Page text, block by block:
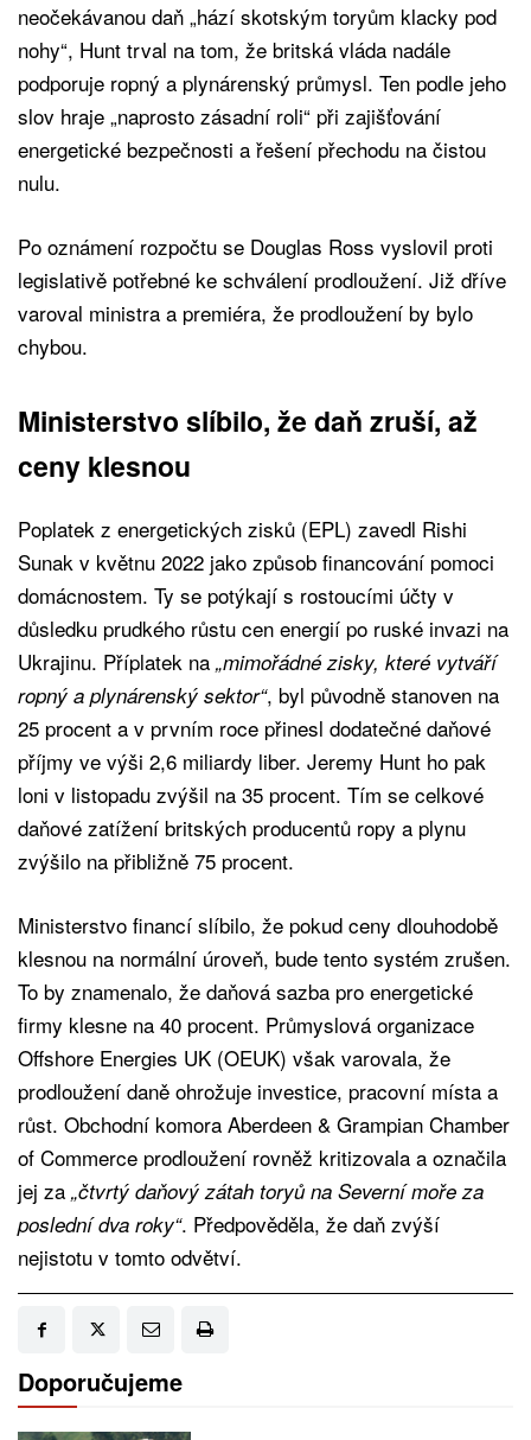
neočekávanou daň „hází skotským toryům klacky pod
nohy“, Hunt trval na tom, že britská vláda nadále
podporuje ropný a plynárenský průmysl. Ten podle jeho
slov hraje „naprosto zásadní roli“ při zajišťování
energetické bezpečnosti a řešení přechodu na čistou
nulu.
Po oznámení rozpočtu se Douglas Ross vyslovil proti
legislativě potřebné ke schválení prodloužení. Již dříve
varoval ministra a premiéra, že prodloužení by bylo
chybou.
Ministerstvo slíbilo, že daň zruší, až
ceny klesnou
Poplatek z energetických zisků (EPL) zavedl Rishi
Sunak v květnu 2022 jako způsob financování pomoci
domácnostem. Ty se potýkají s rostoucími účty v
důsledku prudkého růstu cen energií po ruské invazi na
Ukrajinu. Příplatek na „mimořádné zisky, které vytváří
ropný a plynárenský sektor“, byl původně stanoven na
25 procent a v prvním roce přinesl dodatečné daňové
příjmy ve výši 2,6 miliardy liber. Jeremy Hunt ho pak
loni v listopadu zvýšil na 35 procent. Tím se celkové
daňové zatížení britských producentů ropy a plynu
zvýšilo na přibližně 75 procent.
Ministerstvo financí slíbilo, že pokud ceny dlouhodobě
klesnou na normální úroveň, bude tento systém zrušen.
To by znamenalo, že daňová sazba pro energetické
firmy klesne na 40 procent. Průmyslová organizace
Offshore Energies UK (OEUK) však varovala, že
prodloužení daně ohrožuje investice, pracovní místa a
růst. Obchodní komora Aberdeen & Grampian Chamber
of Commerce prodloužení rovněž kritizovala a označila
jej za „čtvrtý daňový zátah toryů na Severní moře za
poslední dva roky“. Předpověděla, že daň zvýší
nejistotu v tomto odvětví.
Doporučujeme